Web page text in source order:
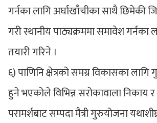
गर्नका लागि अर्घाखाँचीका साथै छिमेकी
गरी स्थानीय पाठ्यक्रममा समावेश गर्नका
तयारी गरिने ।
६) पाणिनि क्षेत्रको समग्र विकासका लागि
हुने भएकोले विभिन्न सरोकावाला निकाय
परामर्शबाट सम्पदा मैत्री गुरुयोजना